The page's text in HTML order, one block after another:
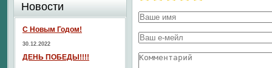
Новости
С Новым Годом!
30.12.2022
ДЕНЬ ПОБЕДЫ!!!!